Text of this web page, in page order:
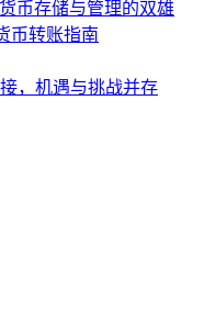
币存储与管理的双雄
币转账指南
，机遇与挑战并存